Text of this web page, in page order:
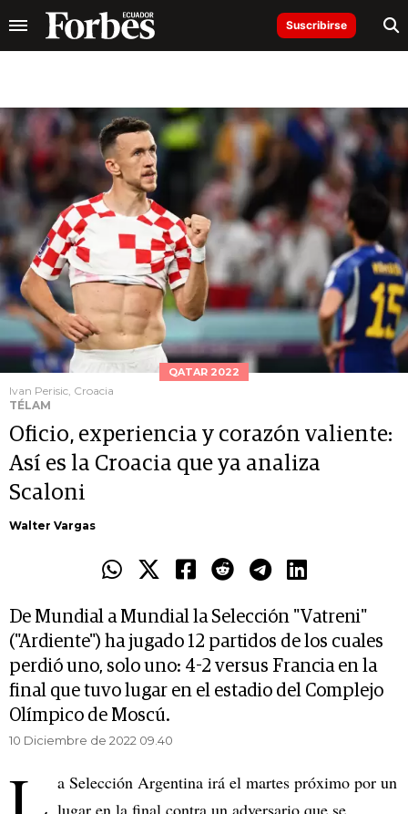
Suscribirse
QATAR 2022
Ivan Perisic, Croacia
TÉLAM
Oficio, experiencia y corazón valiente:
Así es la Croacia que ya analiza
Scaloni
Walter Vargas
De Mundial a Mundial la Selección "Vatreni"
("Ardiente") ha jugado 12 partidos de los cuales
perdió uno, solo uno: 4-2 versus Francia en la
final que tuvo lugar en el estadio del Complejo
Olímpico de Moscú.
10 Diciembre de 2022 09.40
a Selección Argentina irá el martes próximo por un
lugar en la final contra un adversario que se